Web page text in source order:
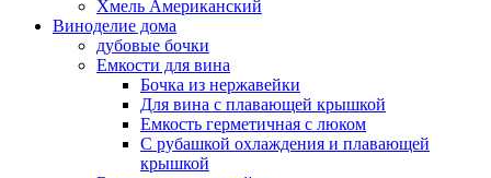
Хмель Американский
Виноделие дома
дубовые бочки
Емкости для вина
Бочка из нержавейки
Для вина с плавающей крышкой
Емкость герметичная с люком
С рубашкой охлаждения и плавающей
крышкой